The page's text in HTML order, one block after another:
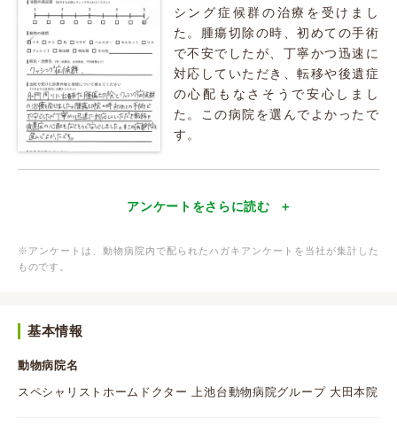
シング症候群の治療を受けまし
た。腫瘍切除の時、初めての手術
で不安でしたが、丁寧かつ迅速に
対応していただき、転移や後遺症
の心配もなさそうで安心しまし
た。この病院を選んでよかったで
す。
アンケートをさらに読む
※アンケートは、動物病院内で配られたハガキアンケートを当社が集計した
ものです。
基本情報
動物病院名
スペシャリストホームドクター 上池台動物病院グループ 大田本院